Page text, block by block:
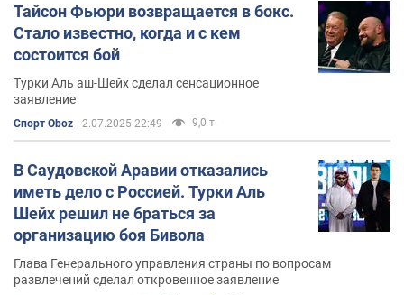
Тайсон Фьюри возвращается в бокс.
Стало известно, когда и с кем
состоится бой
Турки Аль аш-Шейх сделал сенсационное
заявление
Спорт Oboz 2.07.2025 22:49 9,0 т.
В Саудовской Аравии отказались
иметь дело с Россией. Турки Аль
Шейх решил не браться за
организацию боя Бивола
Глава Генерального управления страны по вопросам
развлечений сделал откровенное заявление